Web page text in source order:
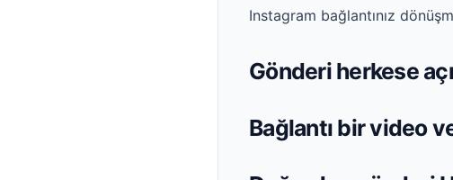
Instagram bağlantınız
Gönderi herkese
Bağlantı bir video